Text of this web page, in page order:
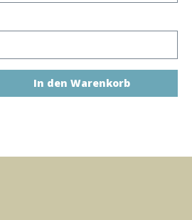
Gib den gewünschten
In den Warenkorb